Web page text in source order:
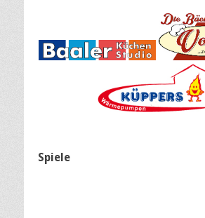
Spiele